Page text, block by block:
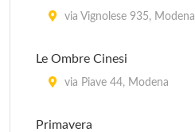
via Vignolese 935, Modena
Le Ombre Cinesi
via Piave 44, Modena
Primavera